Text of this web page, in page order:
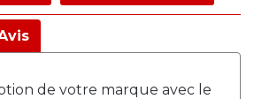
de votre marque avec le